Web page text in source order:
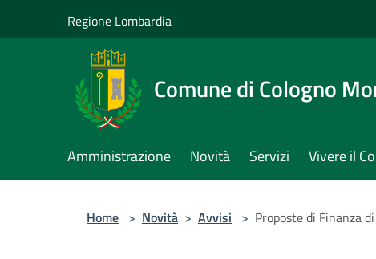
Regione Lombardia
Comune di Cologno
Amministrazione Novità Servizi Vivere il
Home > Novità > Avvisi > Proposte di Finanza